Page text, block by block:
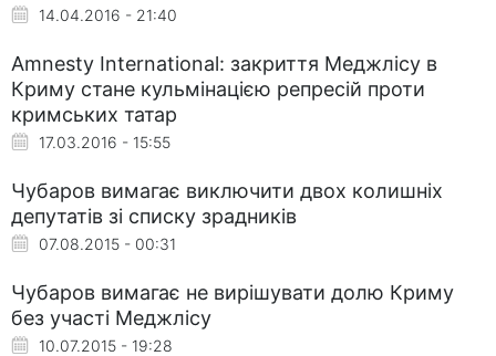
14.04.2016 - 21:40
Amnesty International: закриття Меджлісу в
Криму стане кульмінацією репресій проти
кримських татар
17.03.2016 - 15:55
Чубаров вимагає виключити двох колишніх
депутатів зі списку зрадників
07.08.2015 - 00:31
Чубаров вимагає не вирішувати долю Криму
без участі Меджлісу
10.07.2015 - 19:28